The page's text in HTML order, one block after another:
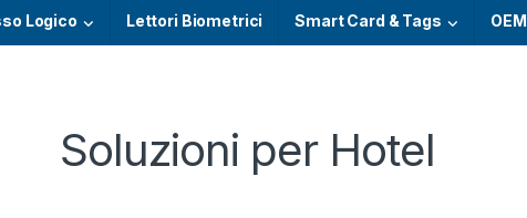
Logico Lettori Biometrici Smart Card & Tags OEM
Soluzioni per Hotel